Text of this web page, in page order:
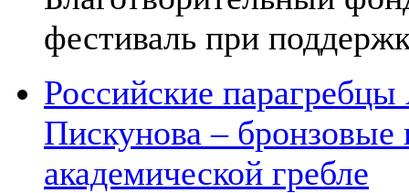
фестиваль при
Российские
Пискунова –
академической гребле